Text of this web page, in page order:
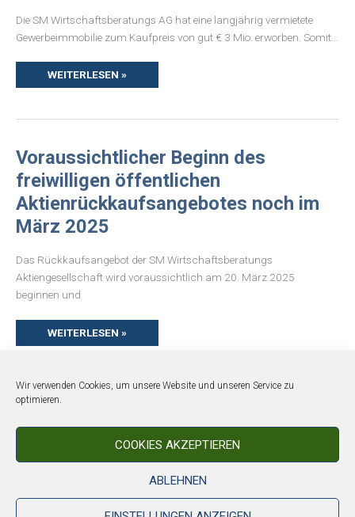
Wir verwenden Cookies, um unsere Website und unseren Service zu
optimieren.
COOKIES AKZEPTIEREN
ABLEHNEN
Die SM Wirtschaftsberatungs AG hat eine langjährig vermietete
Gewerbeimmobilie zum Kaufpreis von gut € 3 Mio. erworben. Somit…
FELLBACH
(VORORT
VON
WEITERLESEN »
Voraussichtlicher Beginn des
freiwilligen öffentlichen
Aktienrückkaufsangebotes noch im
März 2025
Das Rückkaufsangebot der SM Wirtschaftsberatungs
Aktiengesellschaft wird voraussichtlich am 20. März 2025
beginnen und
VORAUSSICHTLICHER
BEGINN
DES
FREIWILLIGEN
ÖFFENTLICHEN
AKTIENRÜCKKAUFSANGEBOTES
NOCH
IM
MÄRZ
WEITERLESEN »
Telefon: 07031 46909 - 60
Impressum